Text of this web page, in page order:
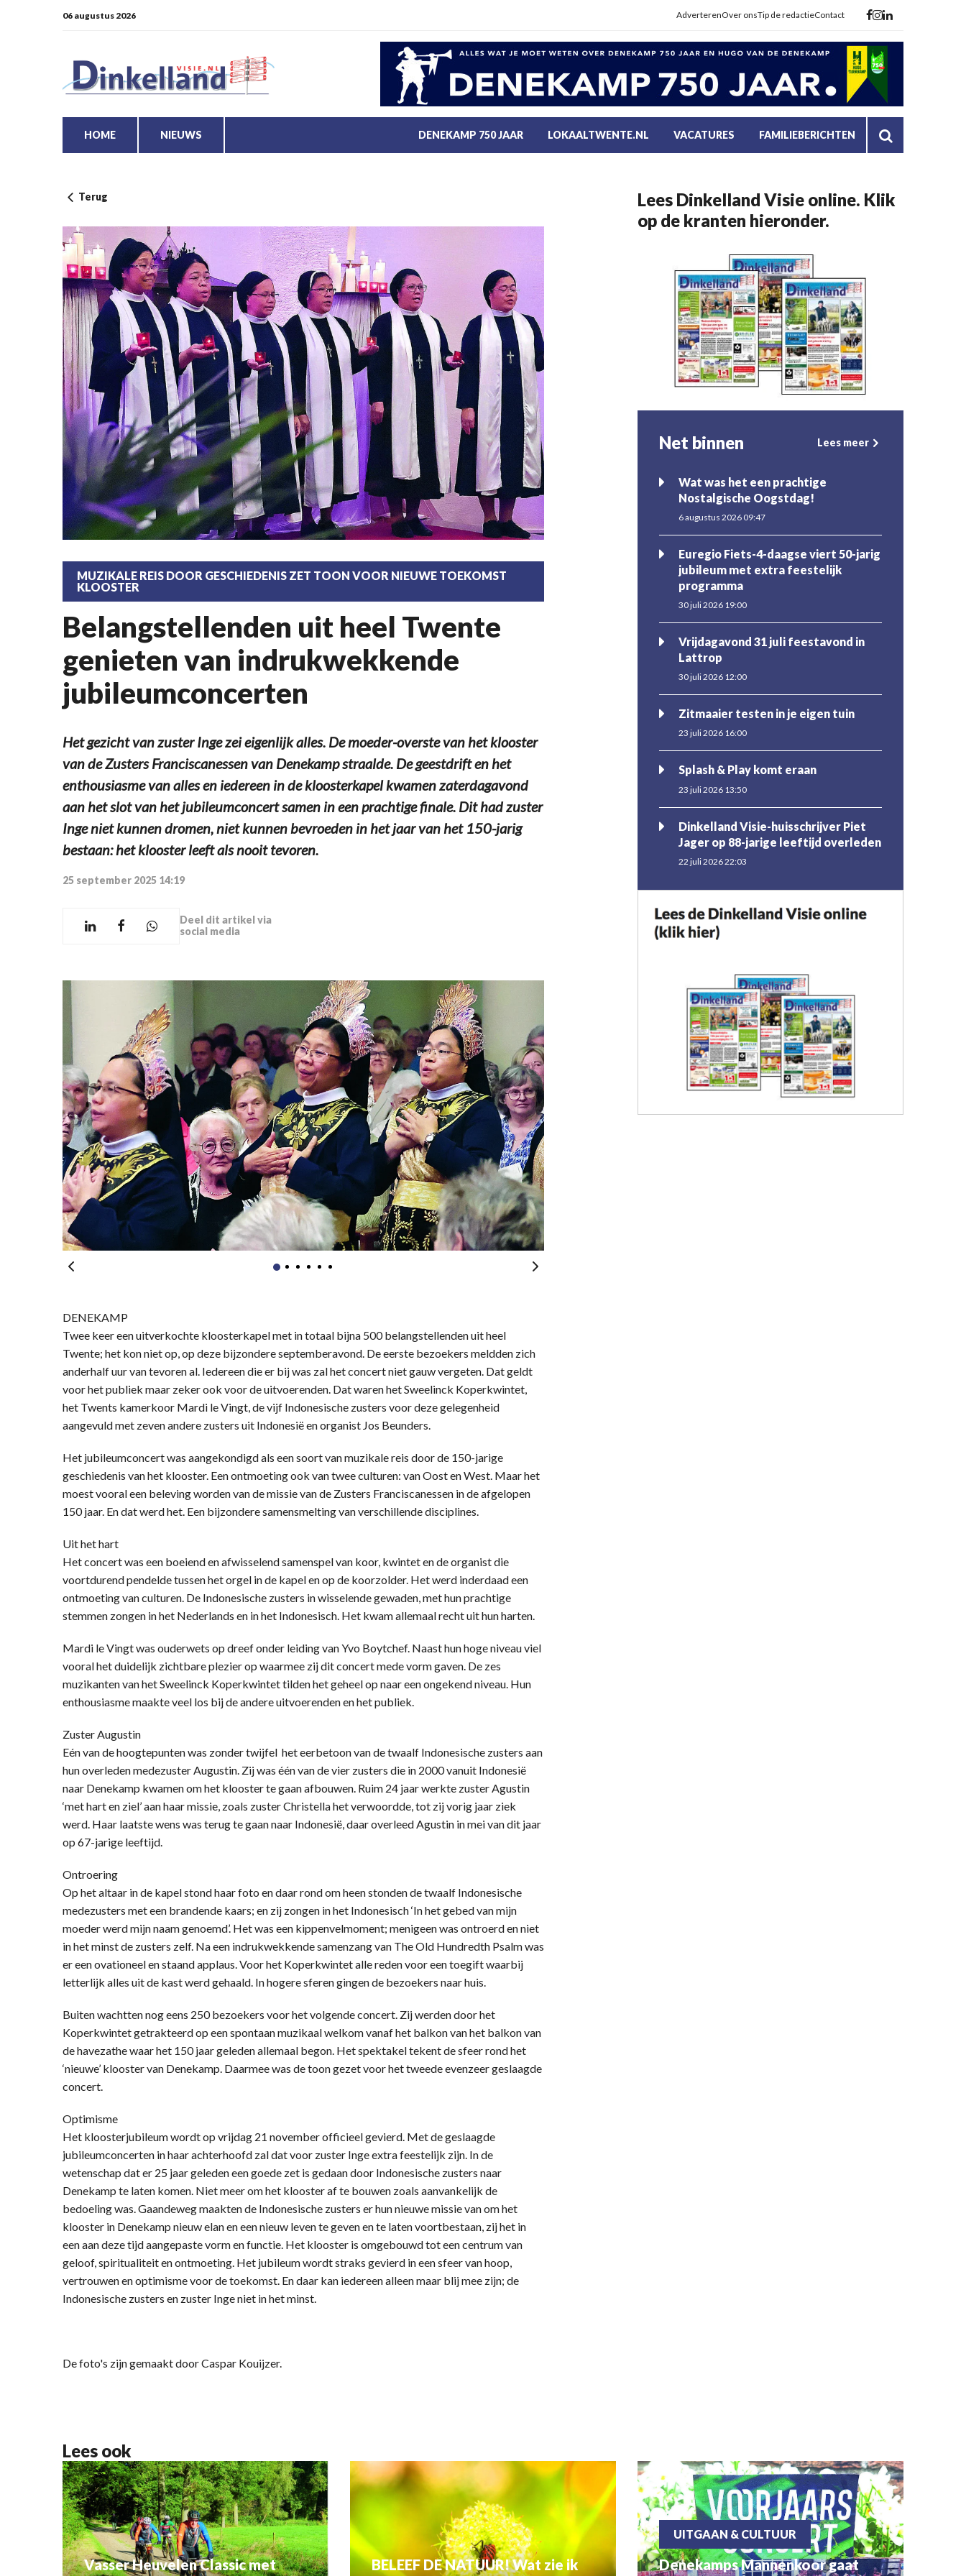
06 augustus 2026 AdverterenOver onsTip de redactieContact
HOME NIEUWS DENEKAMP 750 JAAR LOKAALTWENTE.NL VACATURES FAMILIEBERICHTEN
Terug
MUZIKALE REIS DOOR GESCHIEDENIS ZET TOON VOOR NIEUWE TOEKOMST
KLOOSTER
Belangstellenden uit heel Twente
genieten van indrukwekkende
jubileumconcerten
Het gezicht van zuster Inge zei eigenlijk alles. De moeder-overste van het klooster
van de Zusters Franciscanessen van Denekamp straalde. De geestdrift en het
enthousiasme van alles en iedereen in de kloosterkapel kwamen zaterdagavond
aan het slot van het jubileumconcert samen in een prachtige finale. Dit had zuster
Inge niet kunnen dromen, niet kunnen bevroeden in het jaar van het 150-jarig
bestaan: het klooster leeft als nooit tevoren.
25 september 2025 14:19
Deel dit artikel via
social media
DENEKAMP
Twee keer een uitverkochte kloosterkapel met in totaal bijna 500 belangstellenden uit heel
Twente; het kon niet op, op deze bijzondere septemberavond. De eerste bezoekers meldden zich
anderhalf uur van tevoren al. Iedereen die er bij was zal het concert niet gauw vergeten. Dat geldt
voor het publiek maar zeker ook voor de uitvoerenden. Dat waren het Sweelinck Koperkwintet,
het Twents kamerkoor Mardi le Vingt, de vijf Indonesische zusters voor deze gelegenheid
aangevuld met zeven andere zusters uit Indonesië en organist Jos Beunders.
Het jubileumconcert was aangekondigd als een soort van muzikale reis door de 150-jarige
geschiedenis van het klooster. Een ontmoeting ook van twee culturen: van Oost en West. Maar het
moest vooral een beleving worden van de missie van de Zusters Franciscanessen in de afgelopen
150 jaar. En dat werd het. Een bijzondere samensmelting van verschillende disciplines.
Uit het hart
Het concert was een boeiend en afwisselend samenspel van koor, kwintet en de organist die
voortdurend pendelde tussen het orgel in de kapel en op de koorzolder. Het werd inderdaad een
ontmoeting van culturen. De Indonesische zusters in wisselende gewaden, met hun prachtige
stemmen zongen in het Nederlands en in het Indonesisch. Het kwam allemaal recht uit hun harten.
Mardi le Vingt was ouderwets op dreef onder leiding van Yvo Boytchef. Naast hun hoge niveau viel
vooral het duidelijk zichtbare plezier op waarmee zij dit concert mede vorm gaven. De zes
muzikanten van het Sweelinck Koperkwintet tilden het geheel op naar een ongekend niveau. Hun
enthousiasme maakte veel los bij de andere uitvoerenden en het publiek.
Zuster Augustin
Eén van de hoogtepunten was zonder twijfel het eerbetoon van de twaalf Indonesische zusters aan
hun overleden medezuster Augustin. Zij was één van de vier zusters die in 2000 vanuit Indonesië
naar Denekamp kwamen om het klooster te gaan afbouwen. Ruim 24 jaar werkte zuster Agustin
‘met hart en ziel’ aan haar missie, zoals zuster Christella het verwoordde, tot zij vorig jaar ziek
werd. Haar laatste wens was terug te gaan naar Indonesië, daar overleed Agustin in mei van dit jaar
op 67-jarige leeftijd.
Ontroering
Op het altaar in de kapel stond haar foto en daar rond om heen stonden de twaalf Indonesische
medezusters met een brandende kaars; en zij zongen in het Indonesisch ‘In het gebed van mijn
moeder werd mijn naam genoemd’. Het was een kippenvelmoment; menigeen was ontroerd en niet
in het minst de zusters zelf. Na een indrukwekkende samenzang van The Old Hundredth Psalm was
er een ovationeel en staand applaus. Voor het Koperkwintet alle reden voor een toegift waarbij
letterlijk alles uit de kast werd gehaald. In hogere sferen gingen de bezoekers naar huis.
Buiten wachtten nog eens 250 bezoekers voor het volgende concert. Zij werden door het
Koperkwintet getrakteerd op een spontaan muzikaal welkom vanaf het balkon van het balkon van
de havezathe waar het 150 jaar geleden allemaal begon. Het spektakel tekent de sfeer rond het
‘nieuwe’ klooster van Denekamp. Daarmee was de toon gezet voor het tweede evenzeer geslaagde
concert.
Optimisme
Het kloosterjubileum wordt op vrijdag 21 november officieel gevierd. Met de geslaagde
jubileumconcerten in haar achterhoofd zal dat voor zuster Inge extra feestelijk zijn. In de
wetenschap dat er 25 jaar geleden een goede zet is gedaan door Indonesische zusters naar
Denekamp te laten komen. Niet meer om het klooster af te bouwen zoals aanvankelijk de
bedoeling was. Gaandeweg maakten de Indonesische zusters er hun nieuwe missie van om het
klooster in Denekamp nieuw elan en een nieuw leven te geven en te laten voortbestaan, zij het in
een aan deze tijd aangepaste vorm en functie. Het klooster is omgebouwd tot een centrum van
geloof, spiritualiteit en ontmoeting. Het jubileum wordt straks gevierd in een sfeer van hoop,
vertrouwen en optimisme voor de toekomst. En daar kan iedereen alleen maar blij mee zijn; de
Indonesische zusters en zuster Inge niet in het minst.
De foto's zijn gemaakt door Caspar Kouijzer.
Lees Dinkelland Visie online. Klik
op de kranten hieronder.
Net binnen Lees meer
Wat was het een prachtige
Nostalgische Oogstdag!
6 augustus 2026 09:47
Euregio Fiets-4-daagse viert 50-jarig
jubileum met extra feestelijk
programma
30 juli 2026 19:00
Vrijdagavond 31 juli feestavond in
Lattrop
30 juli 2026 12:00
Zitmaaier testen in je eigen tuin
23 juli 2026 16:00
Splash & Play komt eraan
23 juli 2026 13:50
Dinkelland Visie-huisschrijver Piet
Jager op 88-jarige leeftijd overleden
22 juli 2026 22:03
Lees ook
Vasser Heuvelen Classic met
BELEEF DE NATUUR! Wat zie ik
UITGAAN & CULTUUR
Denekamps Mannenkoor gaat